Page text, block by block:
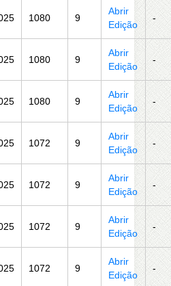
1080 9
Abrir
Edição
-
1080 9
Abrir
Edição
-
1080 9
Abrir
Edição
-
1072 9
Abrir
Edição
-
1072 9
Abrir
Edição
-
1072 9
Abrir
Edição
-
1072 9
Abrir
Edição
-